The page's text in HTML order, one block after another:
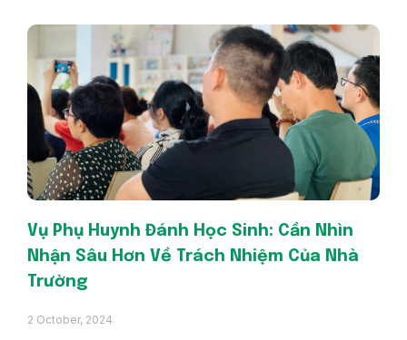
Vụ Phụ Huynh Đánh Học Sinh: Cần Nhìn
Nhận Sâu Hơn Về Trách Nhiệm Của Nhà
Trường
2 October, 2024